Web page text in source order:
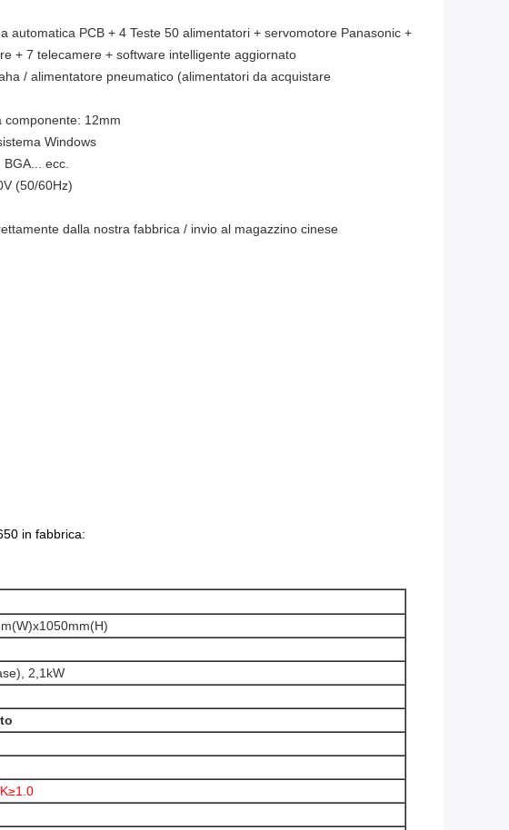
automatica PCB + 4 Teste 50 alimentatori + servomotore Panasonic +
+ 7 telecamere + software intelligente aggiornato
/ alimentatore pneumatico (alimentatori da acquistare
componente: 12mm
Windows
ecc.
(50/60Hz)
dalla nostra fabbrica / invio al magazzino cinese
in fabbrica:
2,1kW